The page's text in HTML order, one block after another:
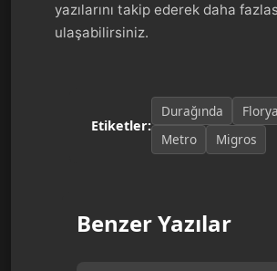
yazılarını takip ederek daha
ulaşabilirsiniz.
Etiketler:
Durağında
Florya
Metro
Migros
Benzer Yazılar